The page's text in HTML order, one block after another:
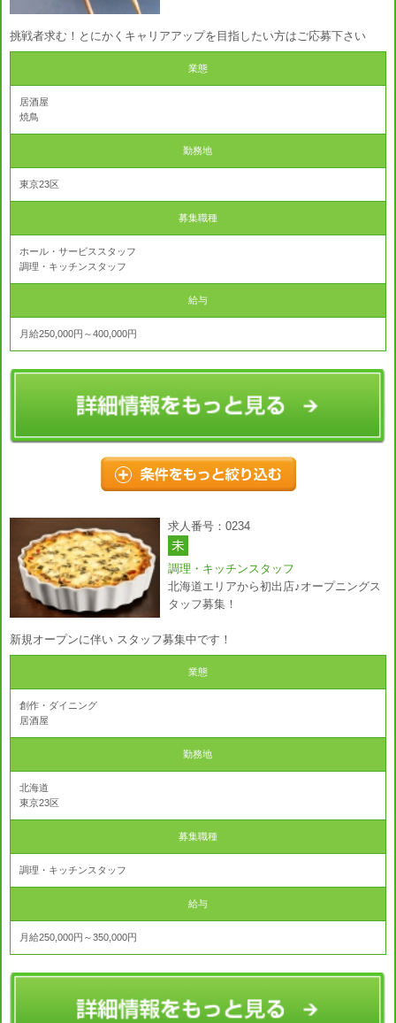
挑戦者求む！とにかくキャリアアップを目指したい方はご応募下さい
業態
居酒屋
焼鳥
勤務地
東京23区
募集職種
ホール・サービススタッフ
調理・キッチンスタッフ
給与
月給250,000円～400,000円
求人番号：0234
調理・キッチンスタッフ
北海道エリアから初出店♪オープニングス
タッフ募集！
新規オープンに伴い スタッフ募集中です！
業態
創作・ダイニング
居酒屋
勤務地
北海道
東京23区
募集職種
調理・キッチンスタッフ
給与
月給250,000円～350,000円